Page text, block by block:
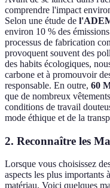
comprendre l'impact
Selon une étude de
environ 10 % des
processus de fabrication
provoquent souvent des
des habits écologiques,
carbone et à promouvoir
responsable. En outre, 60
que de nombreux
conditions de travail
mode éthique et de la
2. Reconnaître les
Lorsque vous choisissez
aspects les plus importants
matériau. Voici quelques